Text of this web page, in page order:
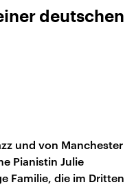
deutschen
und von Manchester
Pianistin Julie
Familie, die im Dritten